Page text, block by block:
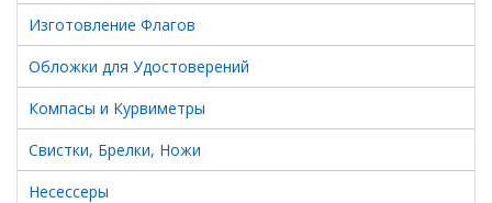
Изготовление Флагов
Обложки для Удостоверений
Компасы и Курвиметры
Свистки, Брелки, Ножи
Несессеры